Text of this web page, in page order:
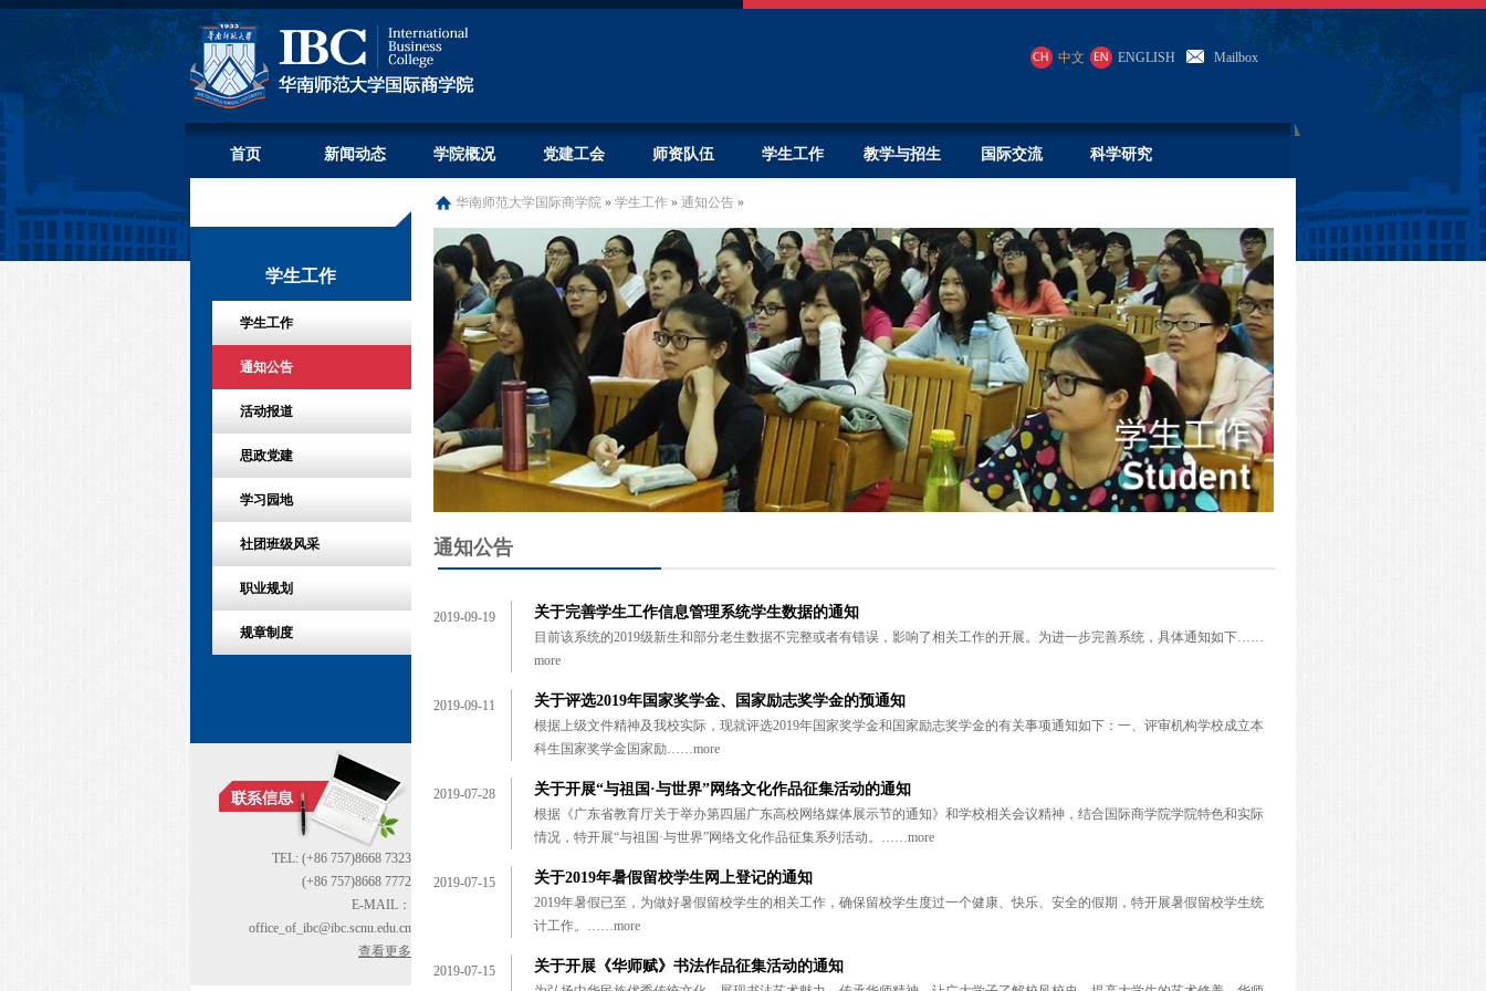
中文 ENGLISH Mailbox
首页 新闻动态 学院概况 党建工会 师资队伍 学生工作 教学与招生 国际交流 科学研究
学生工作
学生工作
通知公告
活动报道
思政党建
学习园地
社团班级风采
职业规划
规章制度
TEL: (+86 757)8668 7323
(+86 757)8668 7772
E-MAIL：
office_of_ibc@ibc.scnu.edu.cn
查看更多
华南师范大学国际商学院 » 学生工作 » 通知公告 »
通知公告
2019-09-19 关于完善学生工作信息管理系统学生数据的通知
目前该系统的2019级新生和部分老生数据不完整或者有错误，影响了相关工作的开展。为进一步完善系统，具体通知如下……
more
2019-09-11 关于评选2019年国家奖学金、国家励志奖学金的预通知
根据上级文件精神及我校实际，现就评选2019年国家奖学金和国家励志奖学金的有关事项通知如下：一、评审机构学校成立本
科生国家奖学金国家励…… more
2019-07-28 关于开展“与祖国·与世界”网络文化作品征集活动的通知
根据《广东省教育厅关于举办第四届广东高校网络媒体展示节的通知》和学校相关会议精神，结合国际商学院学院特色和实际
情况，特开展“与祖国·与世界”网络文化作品征集系列活动。…… more
2019-07-15 关于2019年暑假留校学生网上登记的通知
2019年暑假已至，为做好暑假留校学生的相关工作，确保留校学生度过一个健康、快乐、安全的假期，特开展暑假留校学生统
计工作。…… more
2019-07-15 关于开展《华师赋》书法作品征集活动的通知